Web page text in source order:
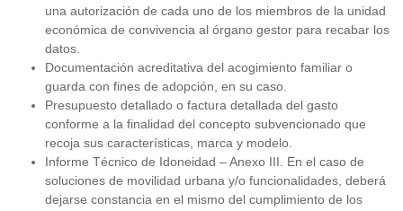
una autorización de cada uno de los miembros de la unidad
económica de convivencia al órgano gestor para recabar los
datos.
Documentación acreditativa del acogimiento familiar o
guarda con fines de adopción, en su caso.
Presupuesto detallado o factura detallada del gasto
conforme a la finalidad del concepto subvencionado que
recoja sus características, marca y modelo.
Informe Técnico de Idoneidad – Anexo III. En el caso de
soluciones de movilidad urbana y/o funcionalidades, deberá
dejarse constancia en el mismo del cumplimiento de los